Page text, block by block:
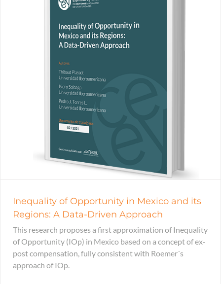
Inequality of Opportunity in Mexico and its
Regions: A Data-Driven Approach
This research proposes a first approximation of Inequality
of Opportunity (IOp) in Mexico based on a concept of ex-
post compensation, fully consistent with Roemer´s
approach of IOp.